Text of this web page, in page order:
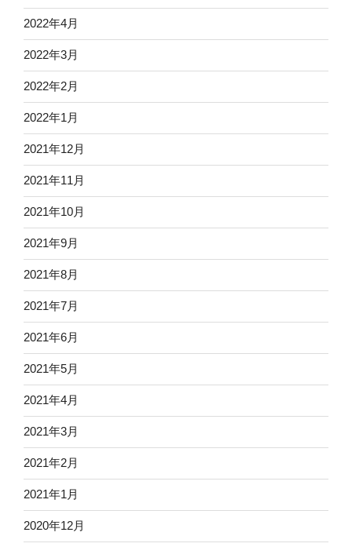
2022年4月
2022年3月
2022年2月
2022年1月
2021年12月
2021年11月
2021年10月
2021年9月
2021年8月
2021年7月
2021年6月
2021年5月
2021年4月
2021年3月
2021年2月
2021年1月
2020年12月